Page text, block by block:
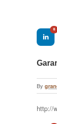
0
By
http://